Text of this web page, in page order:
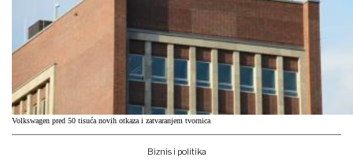
Volkswagen pred 50 tisuća novih otkaza i zatvaranjem tvornica
Biznis i politika